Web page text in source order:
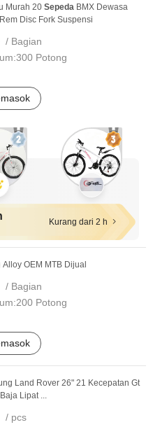
Murah 20 Sepeda BMX Dewasa
Disc Fork Suspensi
/ Bagian
300 Potong
Kurang dari 2 h
OEM MTB Dijual
/ Bagian
200 Potong
Land Rover 26" 21 Kecepatan Gt
Lipat ...
/ pcs